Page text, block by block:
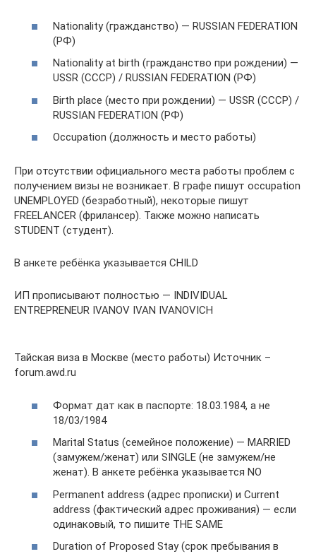
Nationality (гражданство) — RUSSIAN FEDERATION
(РФ)
Nationality at birth (гражданство при рождении) —
USSR (СССР) / RUSSIAN FEDERATION (РФ)
Birth place (место при рождении) — USSR (СССР) /
RUSSIAN FEDERATION (РФ)
Occupation (должность и место работы)
При отсутствии официального места работы проблем с
получением визы не возникает. В графе пишут occupation
UNEMPLOYED (безработный), некоторые пишут
FREELANCER (фрилансер). Также можно написать
STUDENT (студент).
В анкете ребёнка указывается CHILD
ИП прописывают полностью — INDIVIDUAL
ENTREPRENEUR IVANOV IVAN IVANOVICH
Тайская виза в Москве (место работы) Источник –
forum.awd.ru
Формат дат как в паспорте: 18.03.1984, а не
18/03/1984
Marital Status (семейное положение) — MARRIED
(замужем/женат) или SINGLE (не замужем/не
женат). В анкете ребёнка указывается NO
Permanent address (адрес прописки) и Current
address (фактический адрес проживания) — если
одинаковый, то пишите THE SAME
Duration of Proposed Stay (cрок пребывания в